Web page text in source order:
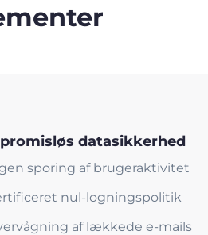
datasikkerhed
sporing af brugeraktivitet
nul-logningspolitik
af lækkede e-mails